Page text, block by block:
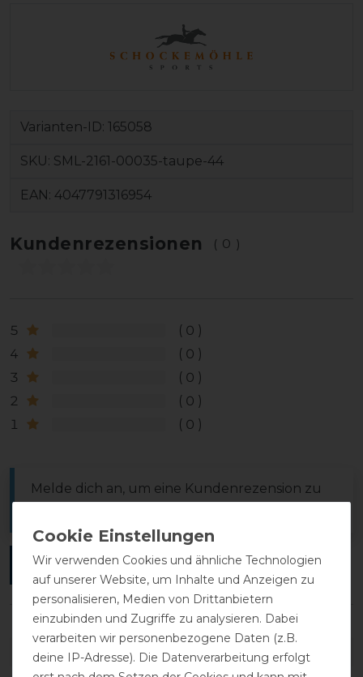
Varianten-ID: 165058
SKU: SML-2161-00035-taupe-44
EAN: 4047791316954
Kundenrezensionen (0)
5
0
4
0
3
0
2
0
1
0
Melde dich an, um eine Kundenrezension zu
ANMELDEN
DETAILS ZUR PRODUKTSICHERHEIT
Wir verwenden Cookies und ähnliche Technologien
auf unserer Website, um Inhalte und Anzeigen zu
personalisieren, Medien von Drittanbietern
einzubinden und Zugriffe zu analysieren. Dabei
verarbeiten wir personenbezogene Daten (z.B.
deine IP-Adresse). Die Datenverarbeitung erfolgt